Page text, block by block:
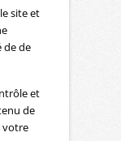
site et
de de
et
de
votre